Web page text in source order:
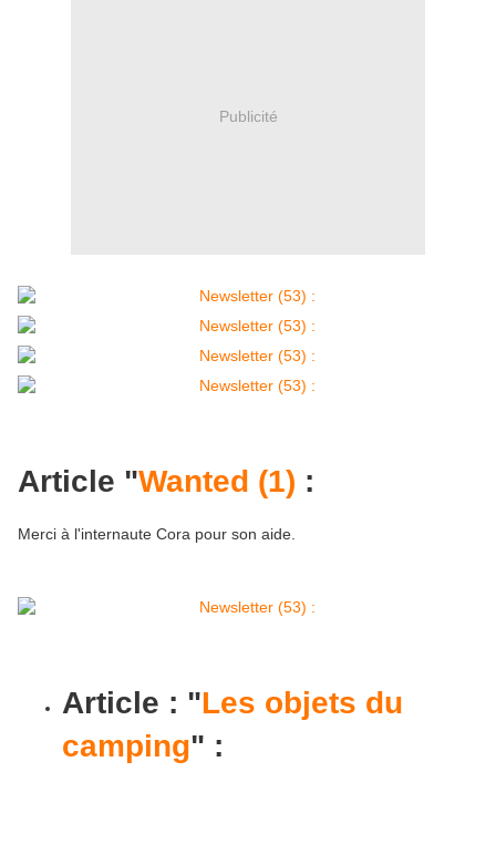
Publicité
Article "Wanted (1) :
Merci à l'internaute Cora pour son aide.
Article : "Les objets du
camping" :